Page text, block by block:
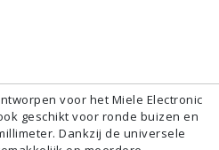
voor het Miele Electronic
geschikt voor ronde buizen en
Dankzij de universele